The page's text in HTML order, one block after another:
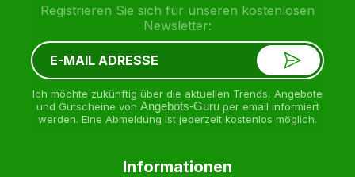
Registrieren Sie sich für unseren kostenlosen
Newsletter:
Ich möchte zukünftig über die aktuellen Trends, Angebote
und Gutscheine von Angebots-Guru per email informiert
werden. Eine Abmeldung ist jederzeit kostenlos möglich.
Informationen